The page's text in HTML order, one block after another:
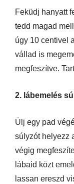
Feküdj hanyatt
tedd magad
úgy 10 centivel
vállad is
megfeszítve.
2. lábemelés
Ülj egy pad
súlyzót helyezz
végig
lábaid közt
lassan ereszd